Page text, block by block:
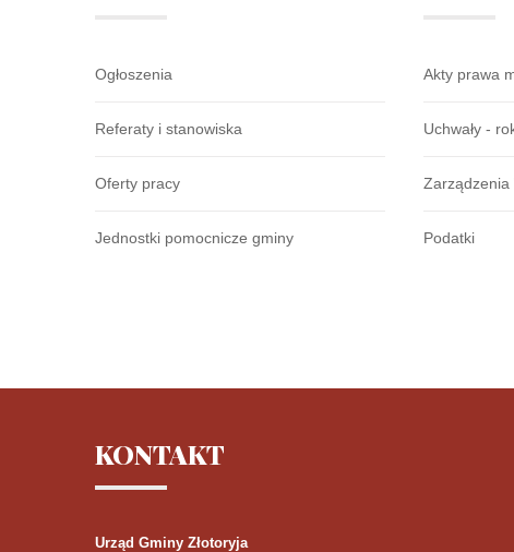
Ogłoszenia
Referaty i stanowiska
Oferty pracy
Jednostki pomocnicze gminy
Akty prawa
Uchwały -
Zarządzenia
Podatki
KONTAKT
Urząd Gminy Złotoryja